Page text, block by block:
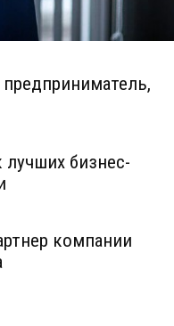
лучших бизнес-
компании